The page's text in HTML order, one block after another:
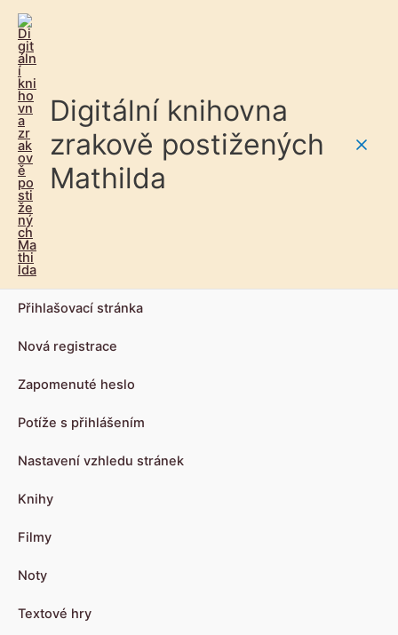
Digitální knihovna
zrakově postižených
Mathilda
Přihlašovací stránka
Nová registrace
Zapomenuté heslo
Potíže s přihlášením
Nastavení vzhledu stránek
Knihy
Filmy
Noty
Textové hry